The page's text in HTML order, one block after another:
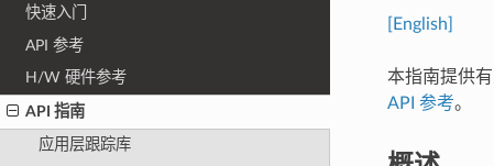
快速入门
API 参考
H/W 硬件参考
API 指南
应用层跟踪库
[English]
本指南提供
API 参考。